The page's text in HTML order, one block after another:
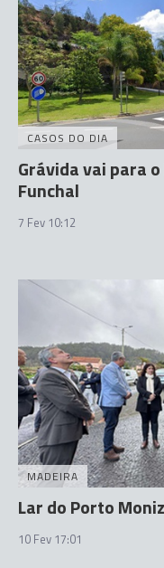
CASOS DO DIA
Grávida vai para
Funchal
7 Fev 10:12
MADEIRA
Lar do Porto
10 Fev 17:01